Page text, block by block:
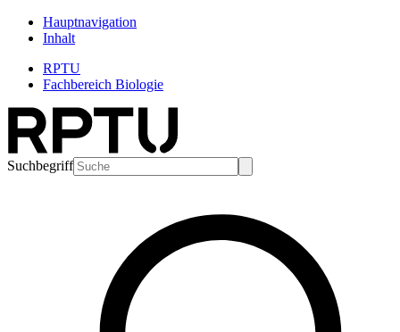
Hauptnavigation
Inhalt
RPTU
Fachbereich Biologie
Suchbegriff